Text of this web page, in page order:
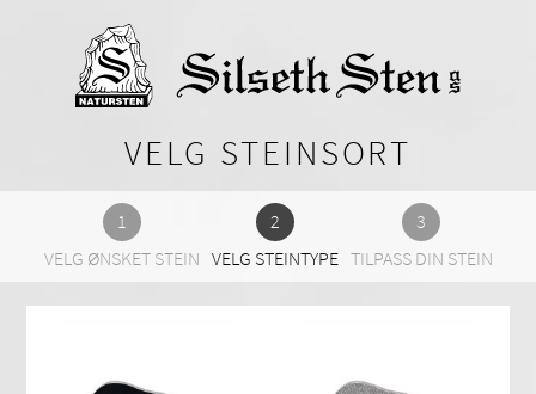
VELG STEINSORT
VELG ØNSKET STEIN VELG STEINTYPE TILPASS DIN STEIN